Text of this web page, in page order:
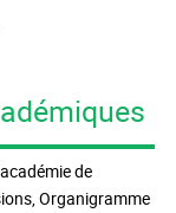
de
Organigramme